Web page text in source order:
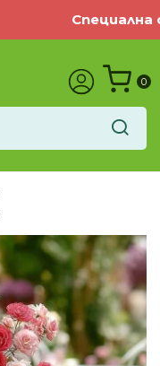
Специална
0